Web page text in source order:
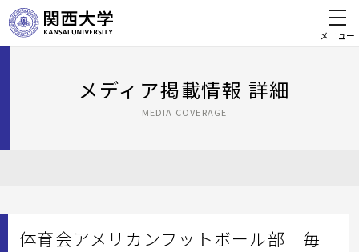
メニュー
メディア掲載情報 詳細
MEDIA COVERAGE
体育会アメリカンフットボール部 毎